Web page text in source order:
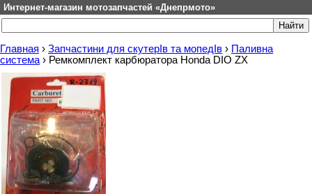
Интернет-магазин мотозапчастей «Днепрмото»
Главная › Запчастини для скутерІв та мопедІв › Паливна
система › Ремкомплект карбюратора Honda DIO ZX